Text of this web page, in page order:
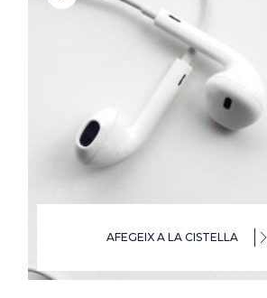
AFEGEIX A LA CISTELLA